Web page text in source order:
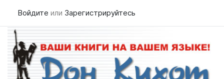
Войдите или Зарегистрируйтесь